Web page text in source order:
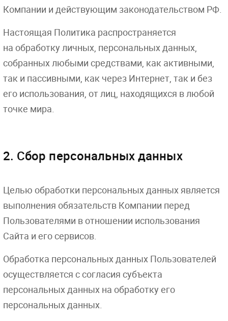
Компании и действующим законодательством РФ.
Настоящая Политика распространяется
на обработку личных, персональных данных,
собранных любыми средствами, как активными,
так и пассивными, как через Интернет, так и без
его использования, от лиц, находящихся в любой
точке мира.
2. Сбор персональных данных
Целью обработки персональных данных является
выполнения обязательств Компании перед
Пользователями в отношении использования
Сайта и его сервисов.
Обработка персональных данных Пользователей
осуществляется с согласия субъекта
персональных данных на обработку его
персональных данных.